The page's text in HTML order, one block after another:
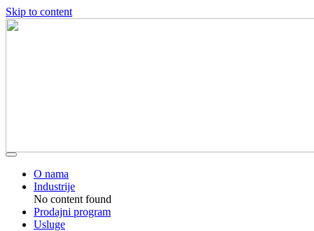
Skip to content
O nama
Industrije
No content found
Prodajni program
Usluge